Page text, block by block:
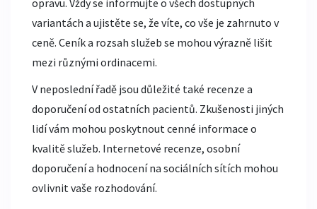
variantách a ujistěte se, že víte, co vše je zahrnuto v
ceně. Ceník a rozsah služeb se mohou výrazně lišit
mezi různými ordinacemi.
V neposlední řadě jsou důležité také recenze a
doporučení od ostatních pacientů. Zkušenosti jiných
lidí vám mohou poskytnout cenné informace o
kvalitě služeb. Internetové recenze, osobní
doporučení a hodnocení na sociálních sítích mohou
ovlivnit vaše rozhodování.